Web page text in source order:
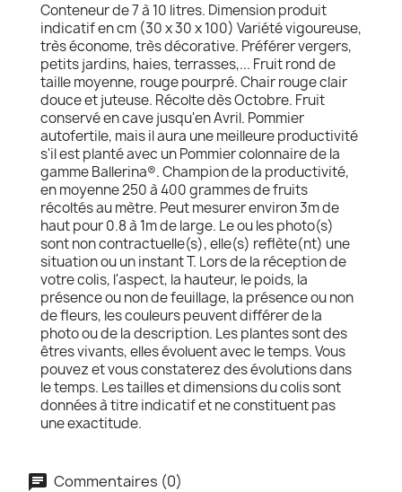
Conteneur de 7 à 10 litres. Dimension produit
indicatif en cm (30 x 30 x 100) Variété vigoureuse,
très économe, très décorative. Préférer vergers,
petits jardins, haies, terrasses,... Fruit rond de
taille moyenne, rouge pourpré. Chair rouge clair
douce et juteuse. Récolte dès Octobre. Fruit
conservé en cave jusqu'en Avril. Pommier
autofertile, mais il aura une meilleure productivité
s'il est planté avec un Pommier colonnaire de la
gamme Ballerina®. Champion de la productivité,
en moyenne 250 à 400 grammes de fruits
récoltés au mètre. Peut mesurer environ 3m de
haut pour 0.8 à 1m de large. Le ou les photo(s)
sont non contractuelle(s), elle(s) reflète(nt) une
situation ou un instant T. Lors de la réception de
votre colis, l'aspect, la hauteur, le poids, la
présence ou non de feuillage, la présence ou non
de fleurs, les couleurs peuvent différer de la
photo ou de la description. Les plantes sont des
êtres vivants, elles évoluent avec le temps. Vous
pouvez et vous constaterez des évolutions dans
le temps. Les tailles et dimensions du colis sont
données à titre indicatif et ne constituent pas
une exactitude.
Commentaires (0)